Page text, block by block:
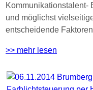
Kommunikationstalent-
und möglichst
entscheidende
>> mehr lesen